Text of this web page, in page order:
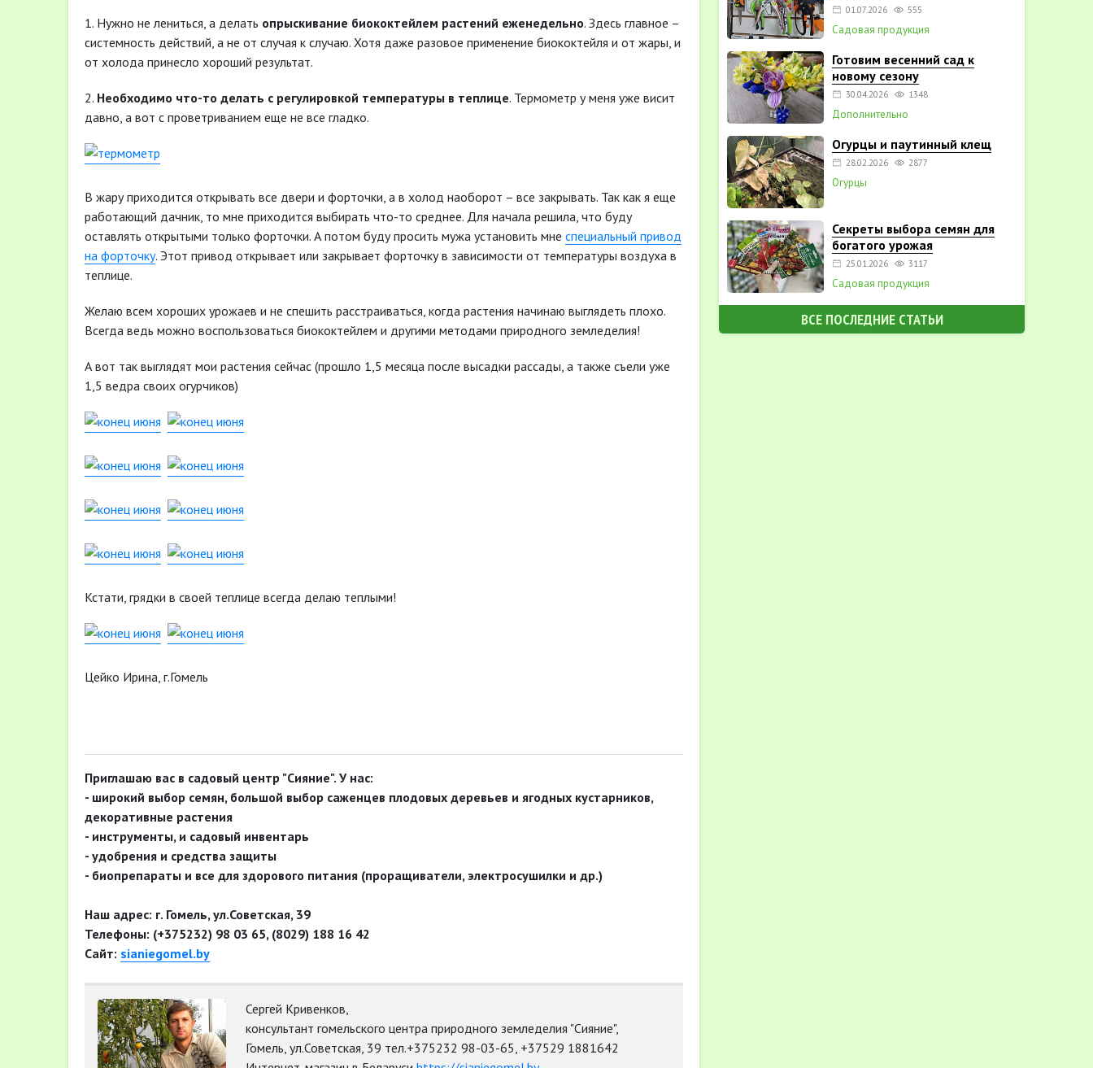
1. Нужно не лениться, а делать опрыскивание биококтейлем растений еженедельно. Здесь главное –
системность действий, а не от случая к случаю. Хотя даже разовое применение биококтейля и от жары, и
от холода принесло хороший результат.
2. Необходимо что-то делать с регулировкой температуры в теплице. Термометр у меня уже висит
давно, а вот с проветриванием еще не все гладко.
В жару приходится открывать все двери и форточки, а в холод наоборот – все закрывать. Так как я еще
работающий дачник, то мне приходится выбирать что-то среднее. Для начала решила, что буду
оставлять открытыми только форточки. А потом буду просить мужа установить мне специальный привод
на форточку. Этот привод открывает или закрывает форточку в зависимости от температуры воздуха в
теплице.
Желаю всем хороших урожаев и не спешить расстраиваться, когда растения начинаю выглядеть плохо.
Всегда ведь можно воспользоваться биококтейлем и другими методами природного земледелия!
А вот так выглядят мои растения сейчас (прошло 1,5 месяца после высадки рассады, а также съели уже
1,5 ведра своих огурчиков)
Кстати, грядки в своей теплице всегда делаю теплыми!
Цейко Ирина, г.Гомель
Приглашаю вас в садовый центр "Сияние". У нас:
- широкий выбор семян, большой выбор саженцев плодовых деревьев и ягодных кустарников,
декоративные растения
- инструменты, и садовый инвентарь
- удобрения и средства защиты
- биопрепараты и все для здорового питания (проращиватели, электросушилки и др.)
Наш адрес: г. Гомель, ул.Советская, 39
Телефоны: (+375232) 98 03 65, (8029) 188 16 42
Сайт: sianiegomel.by
Сергей Кривенков,
консультант гомельского центра природного земледелия "Сияние",
Гомель, ул.Советская, 39 тел.+375232 98-03-65, +37529 1881642
01.07.2026 555
Садовая продукция
Готовим весенний сад к
новому сезону
30.04.2026 1348
Дополнительно
Огурцы и паутинный клещ
28.02.2026 2877
Огурцы
Секреты выбора семян для
богатого урожая
25.01.2026 3117
Садовая продукция
ВСЕ ПОСЛЕДНИЕ СТАТЬИ